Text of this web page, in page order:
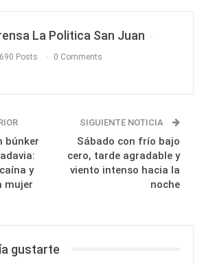
La Politica San Juan
Posts 0 Comments
búnker
y
mujer
SIGUIENTE NOTICIA
Sábado con frío bajo
cero, tarde agradable y
viento intenso hacia la
noche
gustarte